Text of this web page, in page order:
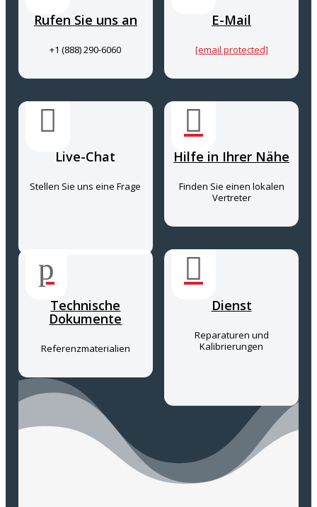
Rufen Sie uns an
+1 (888) 290-6060
E-Mail
[email protected]

Live-Chat
Stellen Sie uns eine Frage

Hilfe in Ihrer Nähe
Finden Sie einen lokalen
Vertreter
p
Technische
Dokumente
Referenzmaterialien

Dienst
Reparaturen und
Kalibrierungen